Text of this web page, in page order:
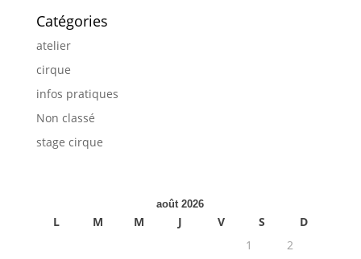
Catégories
atelier
cirque
infos pratiques
Non classé
stage cirque
août 2026
L M M J V S
D
1
2